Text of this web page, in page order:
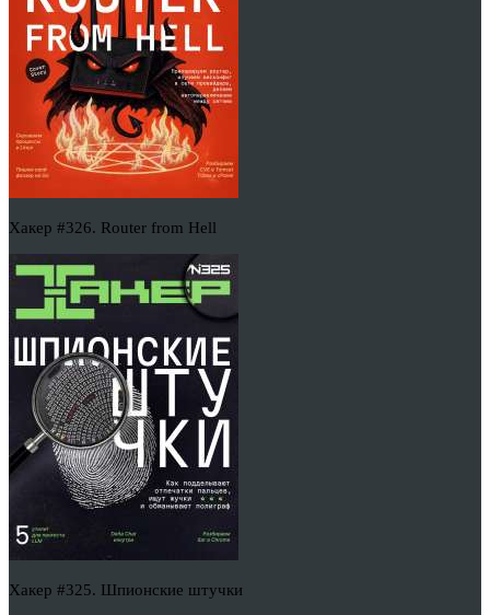
Хакер #326. Router from Hell
Хакер #325. Шпионские штучки